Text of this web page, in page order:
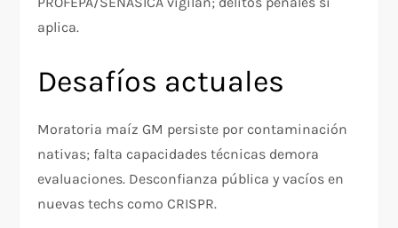
aplica.
Desafíos actuales
Moratoria maíz GM persiste por contaminación
nativas; falta capacidades técnicas demora
evaluaciones. Desconfianza pública y vacíos en
nuevas techs como CRISPR.